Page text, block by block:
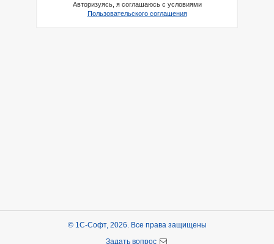
Авторизуясь, я соглашаюсь с условиями
Пользовательского соглашения
© 1С-Софт, 2026. Все права защищены
Задать вопрос